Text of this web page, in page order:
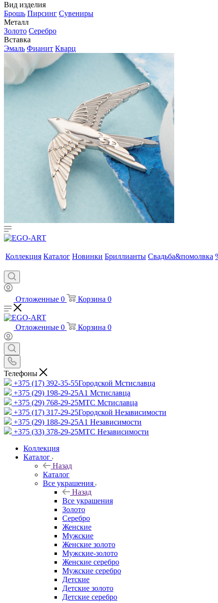
Вид изделия
Брошь Пирсинг Сувениры
Металл
Золото Серебро
Вставка
Эмаль Фианит Кварц
Коллекция Каталог Новинки Бриллианты Свадьба&помолвка
Отложенные 0 Корзина 0
Отложенные 0 Корзина 0
Телефоны
+375 (17) 392-35-55Городской Мстиславца
+375 (29) 198-29-25A1 Мстиславца
+375 (29) 768-29-25МТС Мстиславца
+375 (17) 317-29-25Городской Независимости
+375 (29) 188-29-25A1 Независимости
+375 (33) 378-29-25МТС Независимости
Коллекция
Каталог
Назад
Каталог
Все украшения
Назад
Все украшения
Золото
Серебро
Женские
Мужские
Женские золото
Мужские-золото
Женские серебро
Мужские серебро
Детские
Детские золото
Детские серебро